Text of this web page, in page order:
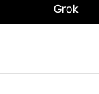
Grok